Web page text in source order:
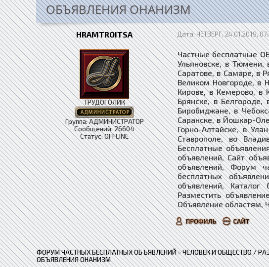
ОБЪЯВЛЕНИЯ ОНАНИЗМ
HRAMTROITSA Дата: ЧЕТВЕРГ, 24.01.2019,
ТРУДОГОЛИК
Группа: АДМИНИСТРАТОР
Сообщений:26604
Статус:OFFLINE
Частные бесплатные
Ульяновске, в Тюмени,
Саратове, в Самаре, в
Великом Новгороде, в
Кирове, в Кемерово, в
Брянске, в Белгороде,
Биробиджане, в
Саранске, в Йошкар-
Горно-Алтайске, в
Ставрополе, во
Бесплатные
объявлений, Сайт
объявлений, Форум
бесплатных
объявлений, ​​​​​​​Каталог
Разместить
Объявление областям,
ФОРУМ ЧАСТНЫХ БЕСПЛАТНЫХ ОБЪЯВЛЕНИЙ»ЧЕЛОВЕК И ОБЩЕСТВО /
ОБЪЯВЛЕНИЯ ОНАНИЗМ